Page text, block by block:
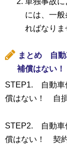
には、一
ればなりま
まとめ 自動
補償はない
STEP1. 自動車
償はない！ 自
STEP2. 自動車
償はない！ 契